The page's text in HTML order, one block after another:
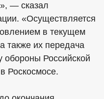
— сказал
«Осуществляется
в текущем
также их передача
обороны Российской
Роскосмосе.